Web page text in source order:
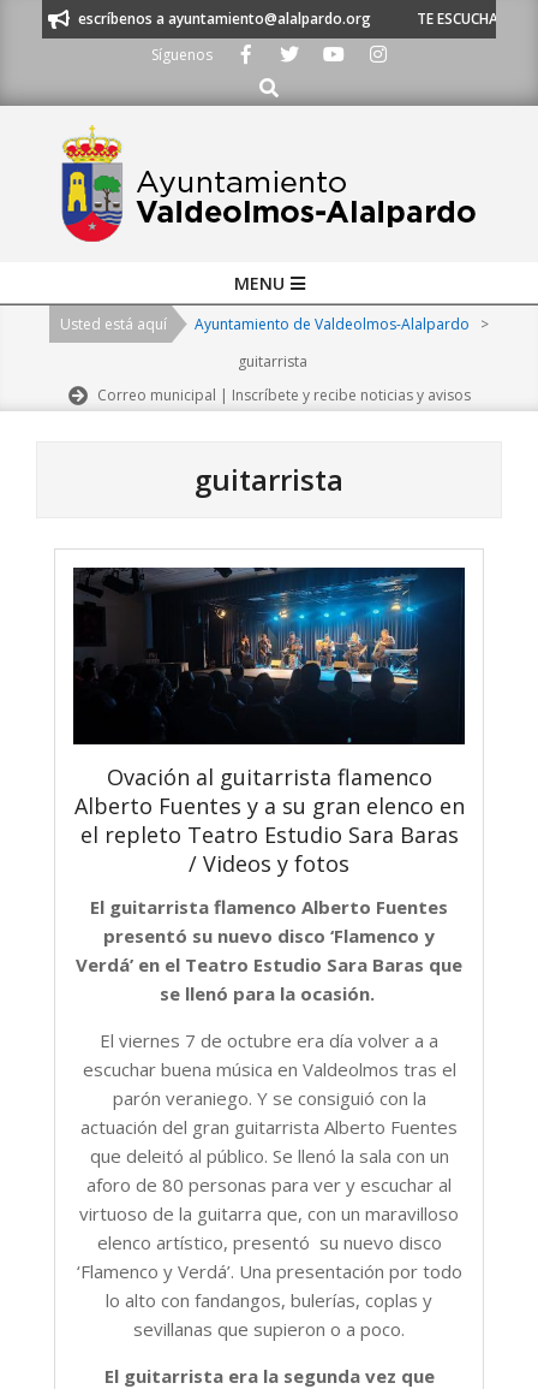
53 o escríbenos a ayuntamiento@alalpardo.org
TE ESCUCHAMOS -
Síguenos
Buscar
Navigation
MENU
Usted está aquí Ayuntamiento de Valdeolmos-Alalpardo
>
guitarrista
Correo municipal | Inscríbete y recibe noticias y avisos
guitarrista
Ovación al guitarrista flamenco
Alberto Fuentes y a su gran elenco en
el repleto Teatro Estudio Sara Baras
/ Videos y fotos
El guitarrista flamenco Alberto Fuentes
presentó su nuevo disco ‘Flamenco y
Verdá’ en el Teatro Estudio Sara Baras que
se llenó para la ocasión.
El viernes 7 de octubre era día volver a a
escuchar buena música en Valdeolmos tras el
parón veraniego. Y se consiguió con la
actuación del gran guitarrista Alberto Fuentes
que deleitó al público. Se llenó la sala con un
aforo de 80 personas para ver y escuchar al
virtuoso de la guitarra que, con un maravilloso
elenco artístico, presentó su nuevo disco
‘Flamenco y Verdá’. Una presentación por todo
lo alto con fandangos, bulerías, coplas y
sevillanas que supieron o a poco.
El guitarrista era la segunda vez que